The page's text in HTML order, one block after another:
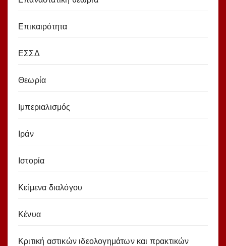
Επικαιρότητα
ΕΣΣΔ
Θεωρία
Ιμπεριαλισμός
Ιράν
Ιστορία
Κείμενα διαλόγου
Κένυα
Κριτική αστικών ιδεολογημάτων και πρακτικών